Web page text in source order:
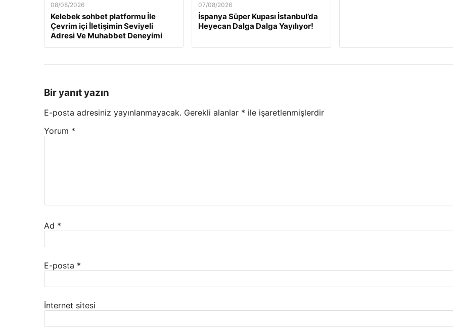
08/08/2026
Kelebek sohbet platformu İle
Çevrim içi İletişimin Seviyeli
Adresi Ve Muhabbet Deneyimi
07/08/2026
İspanya Süper Kupası İstanbul’da
Heyecan Dalga Dalga Yayılıyor!
Bir yanıt yazın
E-posta adresiniz yayınlanmayacak. Gerekli alanlar * ile işaretlenmişlerdir
Yorum *
Ad *
E-posta *
İnternet sitesi